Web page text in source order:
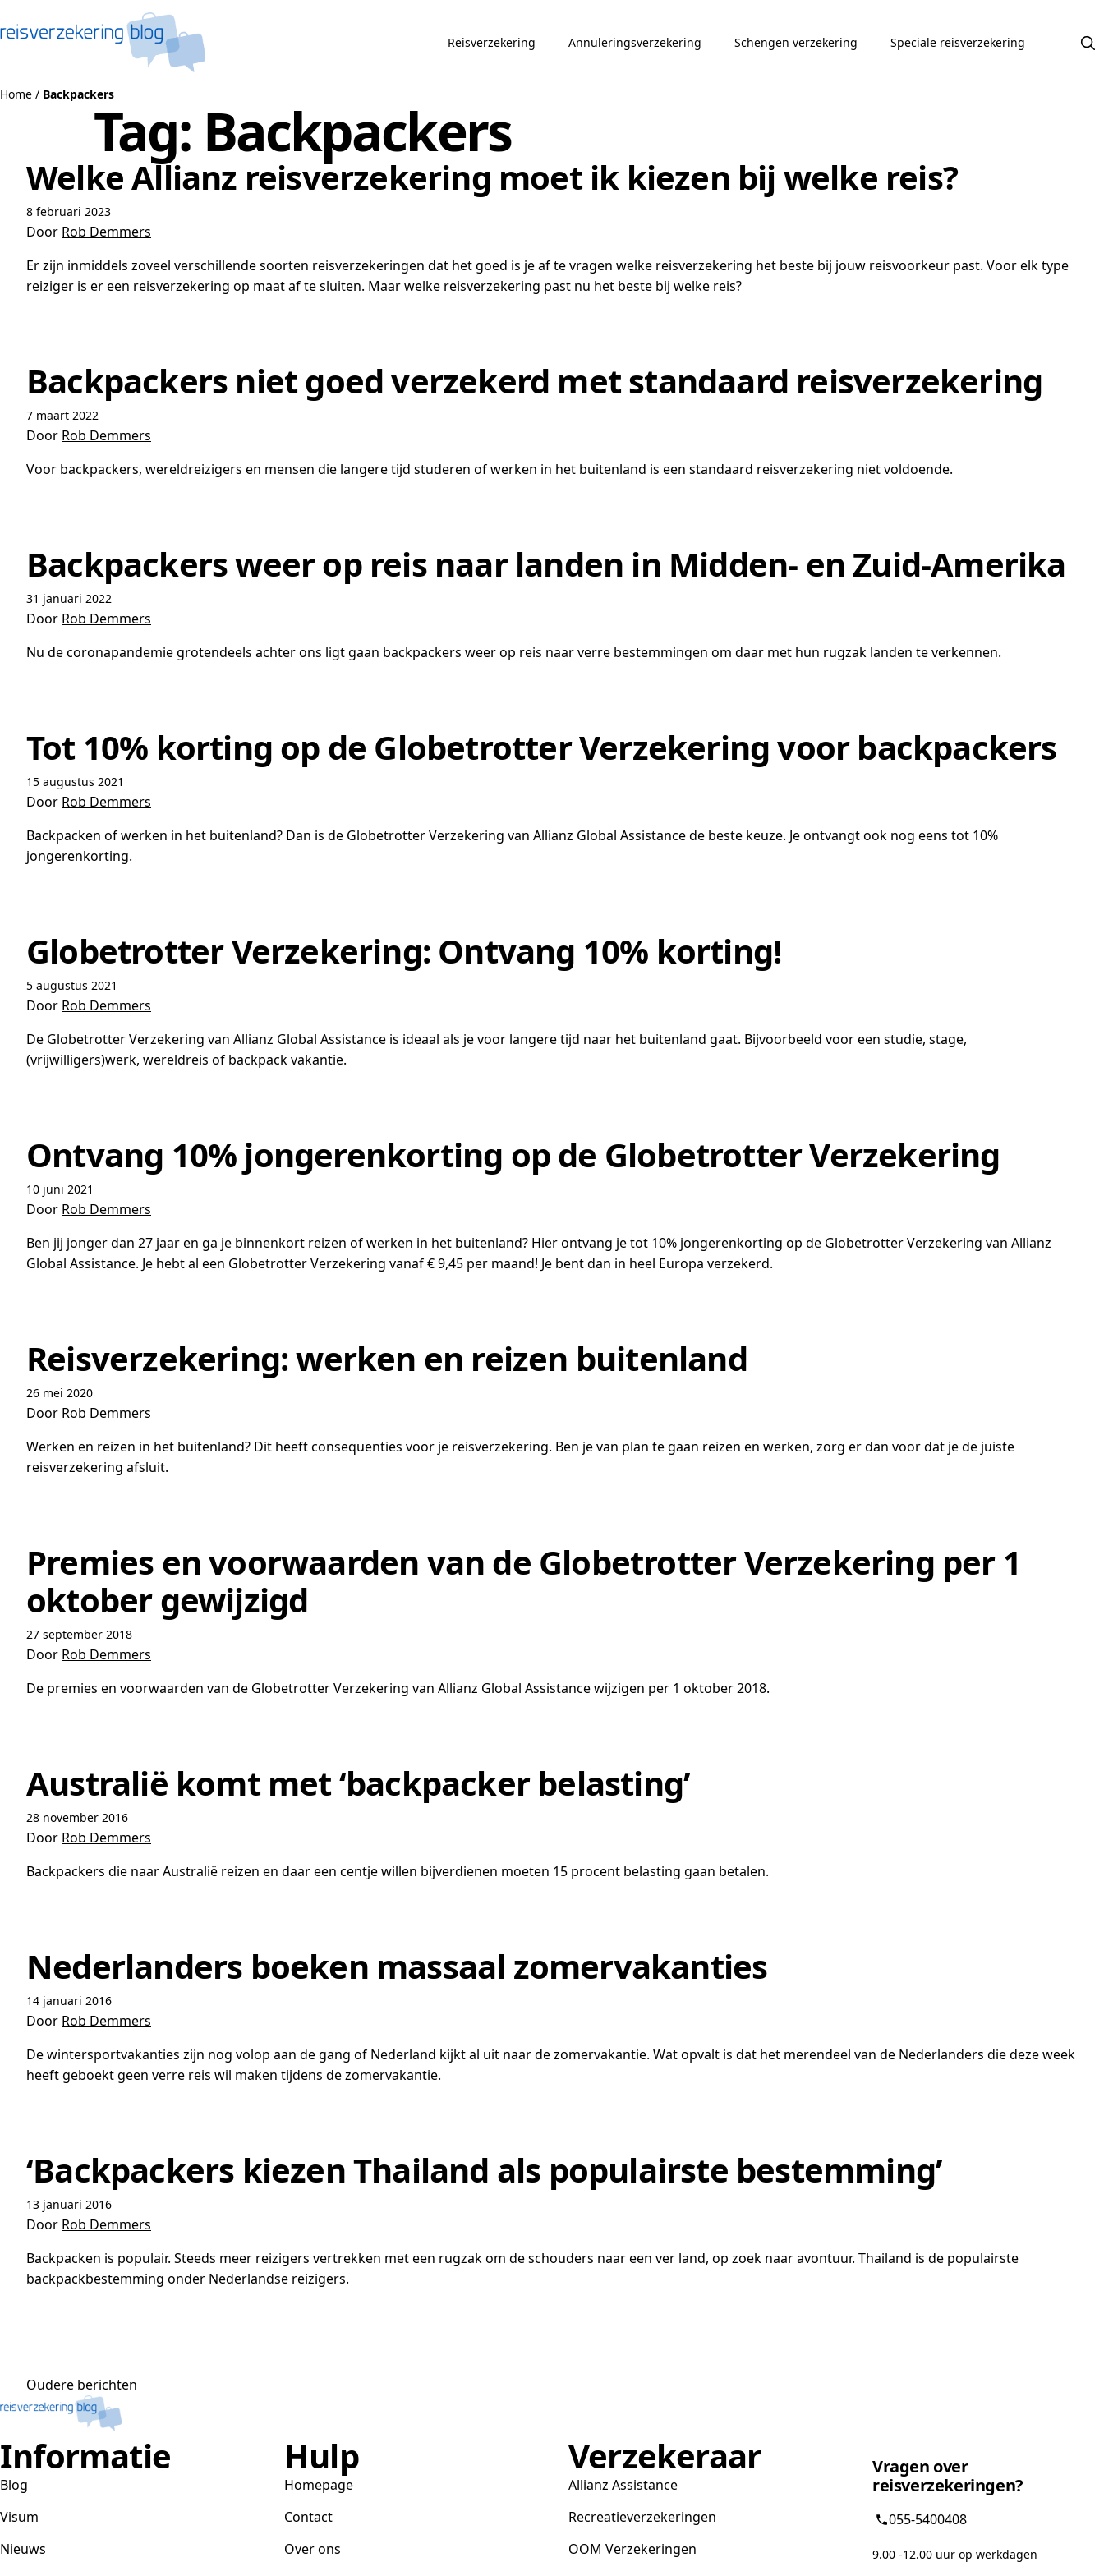
Reisverzekering Annuleringsverzekering Schengen verzekering Speciale reisverzekering
Home / Backpackers
Tag: Backpackers
Welke Allianz reisverzekering moet ik kiezen bij welke reis?
8 februari 2023
Door Rob Demmers
Er zijn inmiddels zoveel verschillende soorten reisverzekeringen dat het goed is je af te vragen welke reisverzekering het beste bij jouw reisvoorkeur past. Voor elk type
reiziger is er een reisverzekering op maat af te sluiten. Maar welke reisverzekering past nu het beste bij welke reis?
Backpackers niet goed verzekerd met standaard reisverzekering
7 maart 2022
Door Rob Demmers
Voor backpackers, wereldreizigers en mensen die langere tijd studeren of werken in het buitenland is een standaard reisverzekering niet voldoende.
Backpackers weer op reis naar landen in Midden- en Zuid-Amerika
31 januari 2022
Door Rob Demmers
Nu de coronapandemie grotendeels achter ons ligt gaan backpackers weer op reis naar verre bestemmingen om daar met hun rugzak landen te verkennen.
Tot 10% korting op de Globetrotter Verzekering voor backpackers
15 augustus 2021
Door Rob Demmers
Backpacken of werken in het buitenland? Dan is de Globetrotter Verzekering van Allianz Global Assistance de beste keuze. Je ontvangt ook nog eens tot 10%
jongerenkorting.
Globetrotter Verzekering: Ontvang 10% korting!
5 augustus 2021
Door Rob Demmers
De Globetrotter Verzekering van Allianz Global Assistance is ideaal als je voor langere tijd naar het buitenland gaat. Bijvoorbeeld voor een studie, stage,
(vrijwilligers)werk, wereldreis of backpack vakantie.
Ontvang 10% jongerenkorting op de Globetrotter Verzekering
10 juni 2021
Door Rob Demmers
Ben jij jonger dan 27 jaar en ga je binnenkort reizen of werken in het buitenland? Hier ontvang je tot 10% jongerenkorting op de Globetrotter Verzekering van Allianz
Global Assistance. Je hebt al een Globetrotter Verzekering vanaf € 9,45 per maand! Je bent dan in heel Europa verzekerd.
Reisverzekering: werken en reizen buitenland
26 mei 2020
Door Rob Demmers
Werken en reizen in het buitenland? Dit heeft consequenties voor je reisverzekering. Ben je van plan te gaan reizen en werken, zorg er dan voor dat je de juiste
reisverzekering afsluit.
Premies en voorwaarden van de Globetrotter Verzekering per 1
oktober gewijzigd
27 september 2018
Door Rob Demmers
De premies en voorwaarden van de Globetrotter Verzekering van Allianz Global Assistance wijzigen per 1 oktober 2018.
Australië komt met ‘backpacker belasting’
28 november 2016
Door Rob Demmers
Backpackers die naar Australië reizen en daar een centje willen bijverdienen moeten 15 procent belasting gaan betalen.
Nederlanders boeken massaal zomervakanties
14 januari 2016
Door Rob Demmers
De wintersportvakanties zijn nog volop aan de gang of Nederland kijkt al uit naar de zomervakantie. Wat opvalt is dat het merendeel van de Nederlanders die deze week
heeft geboekt geen verre reis wil maken tijdens de zomervakantie.
‘Backpackers kiezen Thailand als populairste bestemming’
13 januari 2016
Door Rob Demmers
Backpacken is populair. Steeds meer reizigers vertrekken met een rugzak om de schouders naar een ver land, op zoek naar avontuur. Thailand is de populairste
backpackbestemming onder Nederlandse reizigers.
Berichtennavigatie
Oudere berichten
Informatie
Blog
Visum
Nieuws
Hulp
Homepage
Contact
Over ons
Verzekeraar
Allianz Assistance
Recreatieverzekeringen
OOM Verzekeringen
Vragen over
reisverzekeringen?
055-5400408
9.00 -12.00 uur op werkdagen